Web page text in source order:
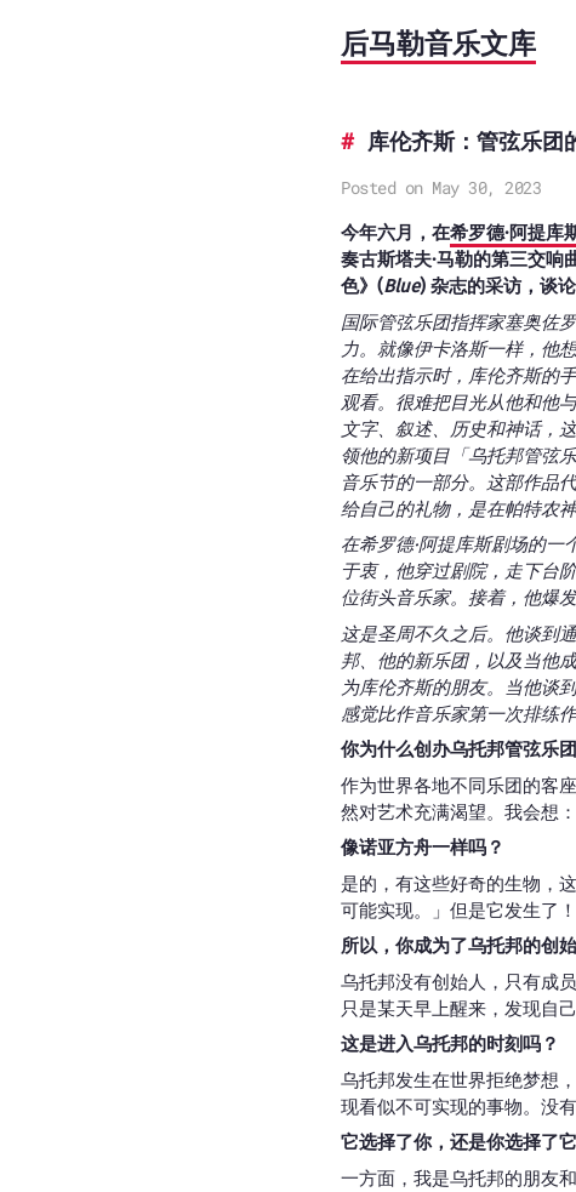
后马勒音乐文库
库伦齐斯：管弦乐团
Posted on May 30, 2023
今年六月，在希罗德·阿提库
奏古斯塔夫·马勒的第三交
色》(Blue) 杂志的采访，谈
国际管弦乐团指挥家塞奥佐
力。就像伊卡洛斯一样，他
在给出指示时，库伦齐斯的
观看。很难把目光从他和他
文字、叙述、历史和神话，
领他的新项目「乌托邦管弦
音乐节的一部分。这部作品
给自己的礼物，是在帕特农
在希罗德·阿提库斯剧场的
于衷，他穿过剧院，走下台
位街头音乐家。接着，他爆
这是圣周不久之后。他谈到
邦、他的新乐团，以及当他
为库伦齐斯的朋友。当他谈
感觉比作音乐家第一次排练
你为什么创办乌托邦管弦乐
作为世界各地不同乐团的客
然对艺术充满渴望。我会想
像诺亚方舟一样吗？
是的，有这些好奇的生物，
可能实现。」但是它发生了
所以，你成为了乌托邦的创始
乌托邦没有创始人，只有成
只是某天早上醒来，发现自
这是进入乌托邦的时刻吗？
乌托邦发生在世界拒绝梦想
现看似不可实现的事物。没
它选择了你，还是你选择了
一方面，我是乌托邦的朋友